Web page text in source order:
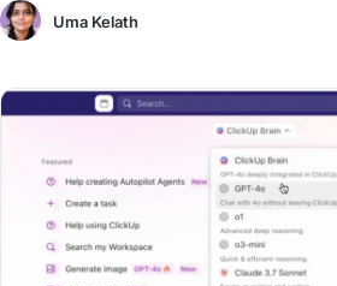
Uma Kelath